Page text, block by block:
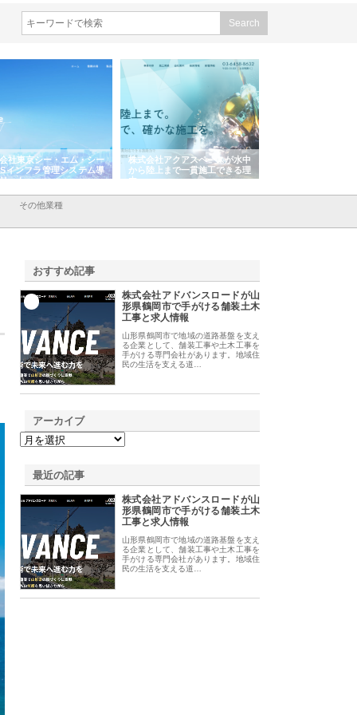
社アクアスペースが水中
上まで一貫施工できる理
株式会社地盤調査事務所が選ば
れ続ける理由と建設コンサルの
強み
その他業種
おすすめ記事
株式会社アドバンスロードが山
形県鶴岡市で手がける舗装土木
工事と求人情報
山形県鶴岡市で地域の道路基盤を支え
る企業として、舗装工事や土木工事を
手がける専門会社があります。地域住
民の生活を支える道…
アーカイブ
最近の記事
株式会社アドバンスロードが山
形県鶴岡市で手がける舗装土木
工事と求人情報
山形県鶴岡市で地域の道路基盤を支え
る企業として、舗装工事や土木工事を
手がける専門会社があります。地域住
民の生活を支える道…